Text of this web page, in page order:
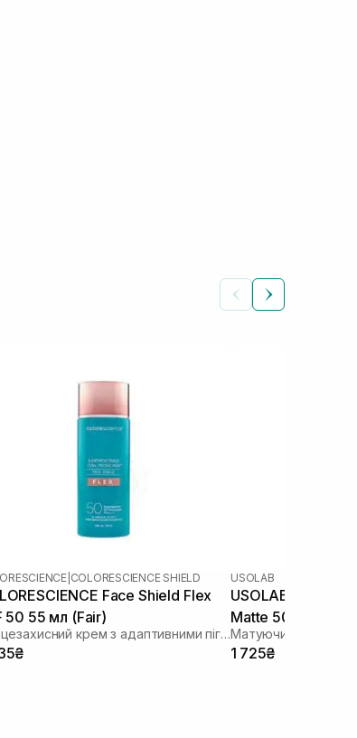
COLORESCIENCE SHIELD
Face Shield Flex
50 55 мл (Fair)
Сонцезахисний крем з адаптивними пігментами
USOLAB
USOLAB Bio
Matte 50+/
Матуючий
1 725₴